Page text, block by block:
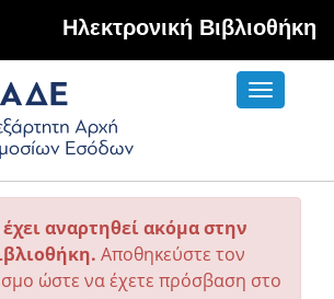
Hλεκτρονική Βιβλιοθήκη
Toggle
αναρτηθεί ακόμα στην
Αποθηκεύστε τον
ώστε να έχετε πρόσβαση στο